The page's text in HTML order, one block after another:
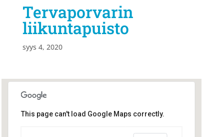
Tervaporvarin
liikuntapuisto
syys 4, 2020
This page can't load Google Maps correctly.